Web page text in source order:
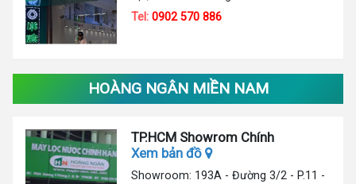
Tel:0902 570 886
HOÀNG NGÂN MIỀN NAM
TP.HCM Showrom Chính
Xem bản đồ
Showroom: 193A - Đường 3/2 - P.11 -